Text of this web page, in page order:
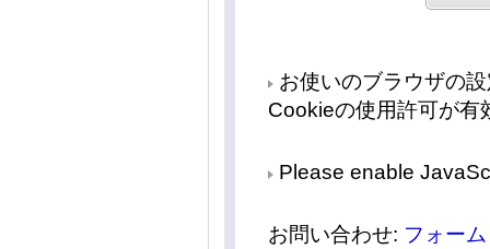
お使いのブラウザの
Cookieの使用許可が有
Please enable
お問い合わせ: フォーム